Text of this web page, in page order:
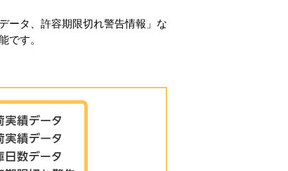
ータ、許容期限切れ警告情報」な
です。